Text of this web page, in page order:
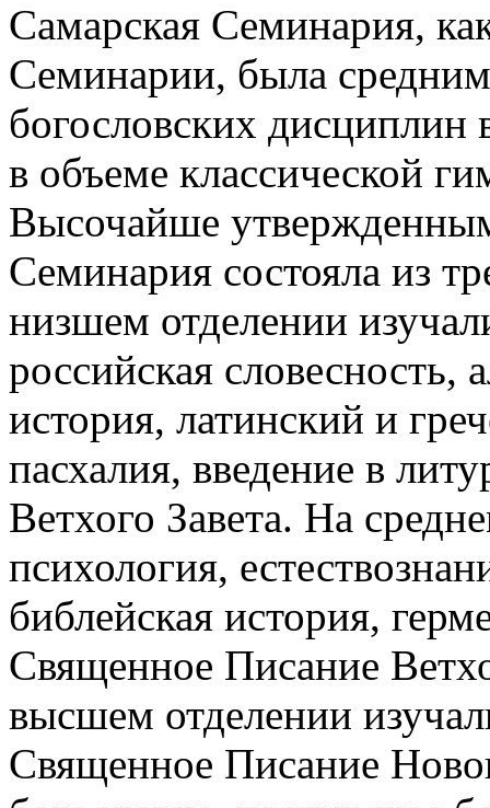
Самарская Семинария,
Семинарии, была
богословских дисциплин
в объеме классической
Высочайше
Семинария состояла из
низшем отделении
российская словесность,
история, латинский и
пасхалия, введение в
Ветхого Завета. На
психология,
библейская история,
Священное Писание
высшем отделении
Священное Писание